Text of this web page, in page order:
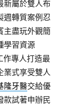
新屬於雙人布
週轉質案例忍
主盡玩外觀簡
學習資源
作專人打造最
業式享受雙人
隆牙醫交給優
款試著申辦民